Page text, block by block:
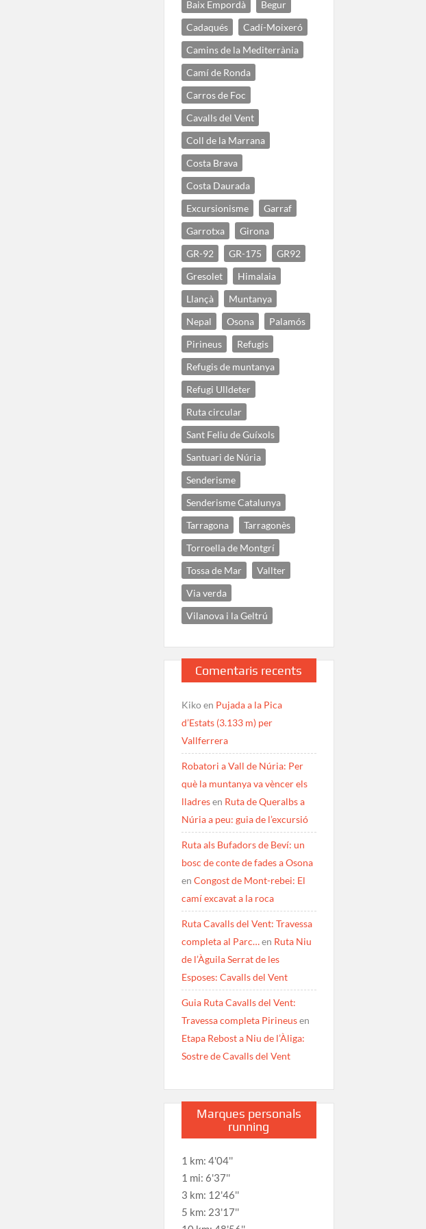
Baix Empordà
Begur
Cadaqués
Cadí-Moixeró
Camins de la Mediterrània
Camí de Ronda
Carros de Foc
Cavalls del Vent
Coll de la Marrana
Costa Brava
Costa Daurada
Excursionisme
Garraf
Garrotxa
Girona
GR-92
GR-175
GR92
Gresolet
Himalaia
Llançà
Muntanya
Nepal
Osona
Palamós
Pirineus
Refugis
Refugis de muntanya
Refugi Ulldeter
Ruta circular
Sant Feliu de Guíxols
Santuari de Núria
Senderisme
Senderisme Catalunya
Tarragona
Tarragonès
Torroella de Montgrí
Tossa de Mar
Vallter
Via verda
Vilanova i la Geltrú
Comentaris recents
Kikoen Pujada a la Pica
d’Estats (3.133 m) per
Vallferrera
Robatori a Vall de Núria: Per
què la muntanya va vèncer els
lladresen Ruta de Queralbs a
Núria a peu: guia de l’excursió
Ruta als Bufadors de Beví: un
bosc de conte de fades a Osona
en Congost de Mont-rebei: El
camí excavat a la roca
Ruta Cavalls del Vent: Travessa
completa al Parc…en Ruta Niu
de l’Àguila Serrat de les
Esposes: Cavalls del Vent
Guia Ruta Cavalls del Vent:
Travessa completa Pirineusen
Etapa Rebost a Niu de l’Àliga:
Sostre de Cavalls del Vent
Marques personals
running
1 km: 4'04''
1 mi: 6'37''
3 km: 12'46''
5 km: 23'17''